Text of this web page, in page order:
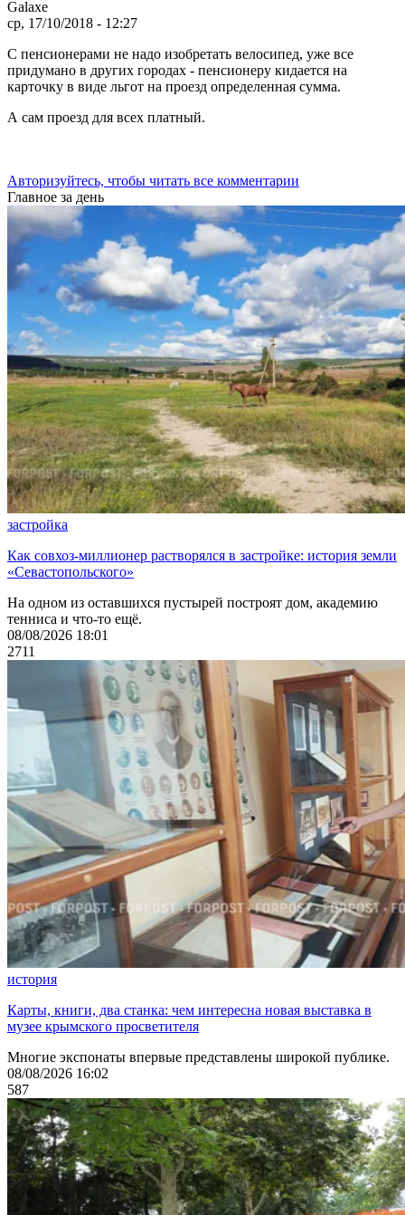
Galaxe
ср, 17/10/2018 - 12:27
С пенсионерами не надо изобретать велосипед, уже все
придумано в других городах - пенсионеру кидается на
карточку в виде льгот на проезд определенная сумма.
А сам проезд для всех платный.
Авторизуйтесь, чтобы читать все комментарии
Главное за день
застройка
Как совхоз-миллионер растворялся в застройке: история земли
«Севастопольского»
На одном из оставшихся пустырей построят дом, академию
тенниса и что-то ещё.
08/08/2026 18:01
2711
история
Карты, книги, два станка: чем интересна новая выставка в
музее крымского просветителя
Многие экспонаты впервые представлены широкой публике.
08/08/2026 16:02
587